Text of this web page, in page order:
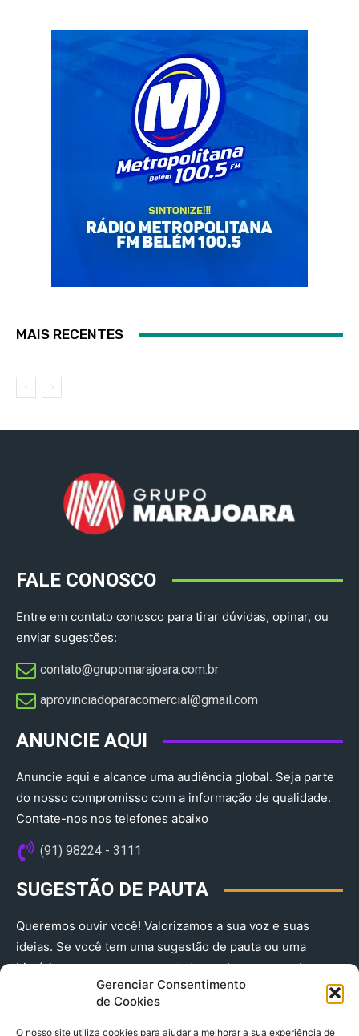
Gerenciar Consentimento
de Cookies
O nosso site utiliza cookies para ajudar a melhorar a sua experiência de
MAIS RECENTES
FALE CONOSCO
Entre em contato conosco para tirar dúvidas, opinar, ou
enviar sugestões:
contato@grupomarajoara.com.br
aprovinciadoparacomercial@gmail.com​
ANUNCIE AQUI
Anuncie aqui e alcance uma audiência global. Seja parte
do nosso compromisso com a informação de qualidade.
Contate-nos nos telefones abaixo
(91) 98224 - 3111
SUGESTÃO DE PAUTA
Queremos ouvir você! Valorizamos a sua voz e suas
ideias. Se você tem uma sugestão de pauta ou uma
história que merece ser contada, envie-nos agora!
(91) 98224 - 3111